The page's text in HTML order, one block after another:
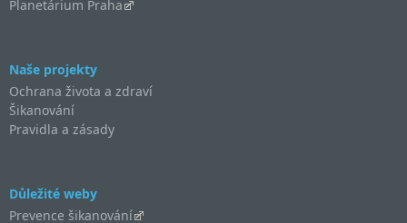
Planetárium Praha
Naše projekty
Ochrana života a zdraví
Šikanování
Pravidla a zásady
Důležité weby
Prevence šikanování